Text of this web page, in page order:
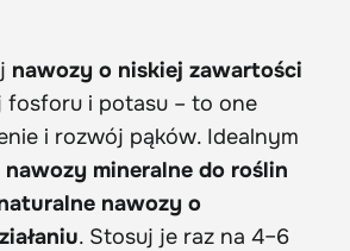
nawozy o niskiej zawartości
fosforu i potasu – to one
i rozwój pąków. Idealnym
nawozy mineralne do roślin
nawozy o
. Stosuj je raz na 4–6